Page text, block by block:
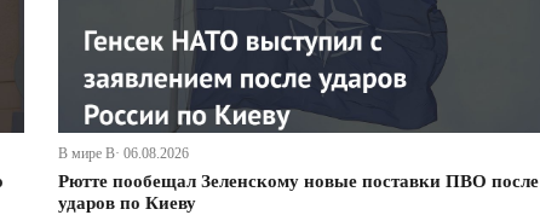
В мире В· 06.08.2026
Рютте пообещал Зеленскому новые поставки ПВО после
ударов по Киеву